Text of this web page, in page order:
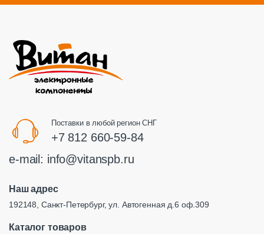
Поставки в любой регион СНГ
+7 812 660-59-84
e-mail: info@vitanspb.ru
Наш адрес
192148, Санкт-Петербург, ул. Автогенная д.6 оф.309
Каталог товаров